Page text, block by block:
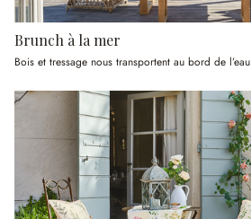
Brunch à la mer
Bois et tressage nous transportent au bord de l’eau